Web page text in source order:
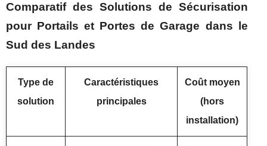
Comparatif des Solutions de Sécurisation
pour Portails et Portes de Garage dans le
Sud des Landes
Type de
solution
Caractéristiques
principales
Coût moyen
(hors
installation)